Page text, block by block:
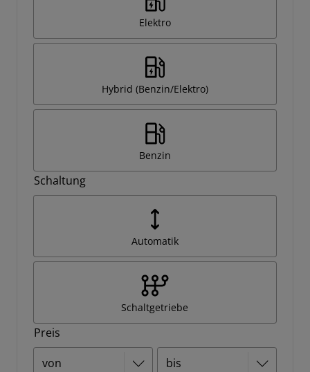
Elektro
Hybrid (Benzin/Elektro)
Benzin
Schaltung
Automatik
Schaltgetriebe
Preis